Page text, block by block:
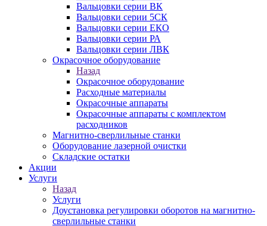
Вальцовки серии ВК
Вальцовки серии 5СК
Вальцовки серии ЕКО
Вальцовки серии РА
Вальцовки серии ЛВК
Окрасочное оборудование
Назад
Окрасочное оборудование
Расходные материалы
Окрасочные аппараты
Окрасочные аппараты с комплектом
расходников
Магнитно-сверлильные станки
Оборудование лазерной очистки
Складские остатки
Акции
Услуги
Назад
Услуги
Доустановка регулировки оборотов на магнитно-
сверлильные станки